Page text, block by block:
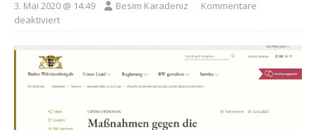
3. Mai 2020 @ 14:49 Besim Karadeniz
Kommentare
deaktiviert